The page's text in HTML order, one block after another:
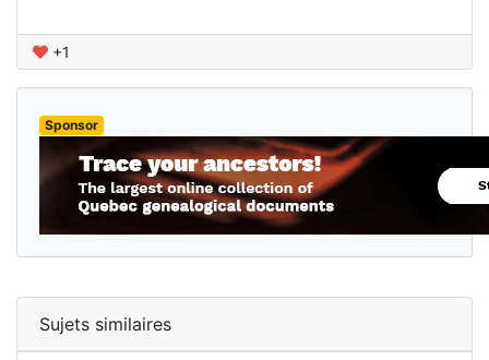
+1
Sponsor
Sujets similaires